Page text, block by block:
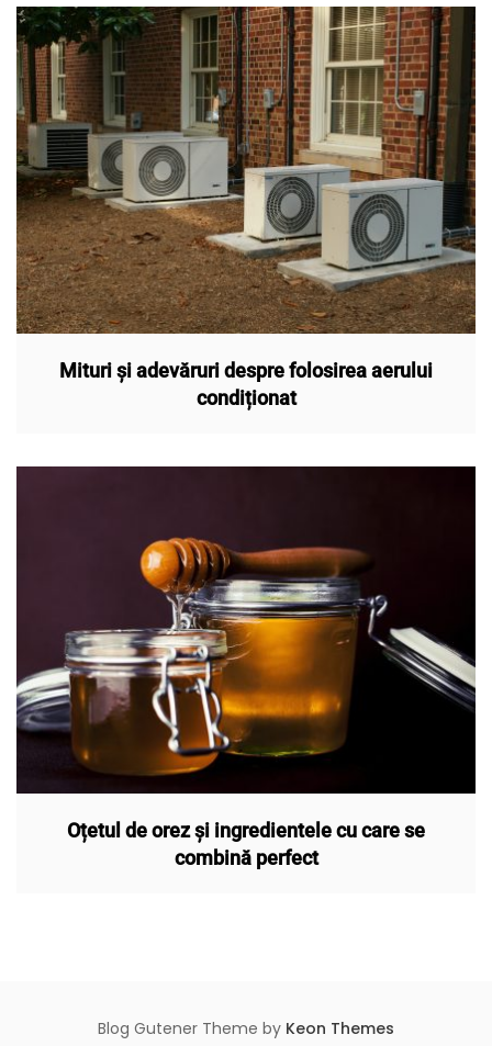
Mituri și adevăruri despre folosirea aerului
condiționat
Oțetul de orez și ingredientele cu care se
combină perfect
Blog Gutener Theme by Keon Themes